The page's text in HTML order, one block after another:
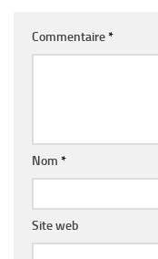
Commentaire*
Nom *
Site web